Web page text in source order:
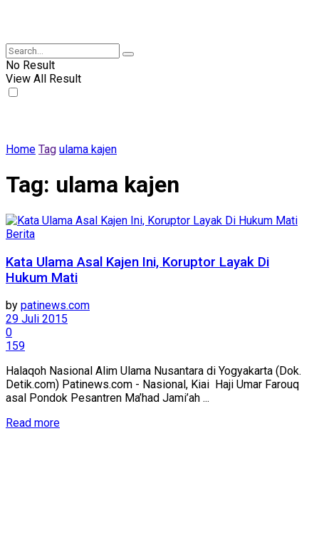
No Result
View All Result
Home Tag ulama kajen
Tag: ulama kajen
Berita
Kata Ulama Asal Kajen Ini, Koruptor Layak Di
Hukum Mati
by patinews.com
29 Juli 2015
0
159
Halaqoh Nasional Alim Ulama Nusantara di Yogyakarta (Dok.
Detik.com) Patinews.com - Nasional, Kiai Haji Umar Farouq
asal Pondok Pesantren Ma’had Jami’ah ...
Read moreDetails